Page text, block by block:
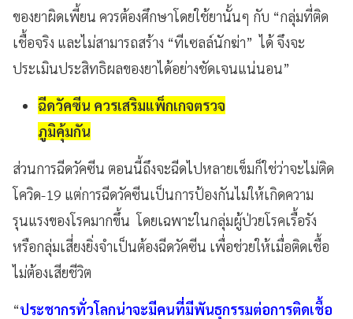
ของยาผิดเพี้ยน ควรต้องศึกษาโดยใช้ยานั้นๆ กับ “กลุ่มที่ติด
เชื้อจริง และไม่สามารถสร้าง “ทีเซลล์นักฆ่า” ได้ จึงจะ
ประเมินประสิทธิผลของยาได้อย่างชัดเจนแน่นอน”
ฉีดวัคซีน ควรเสริมแพ็กเกจตรวจ
ภูมิคุ้มกัน
ส่วนการฉีดวัคซีน ตอนนี้ถึงจะฉีดไปหลายเข็มก็ใช่ว่าจะไม่ติด
โควิด-19 แต่การฉีดวัคซีนเป็นการป้องกันไม่ให้เกิดความ
รุนแรงของโรคมากขึ้น โดยเฉพาะในกลุ่มผู้ป่วยโรคเรื้อรัง
หรือกลุ่มเสี่ยงยิ่งจำเป็นต้องฉีดวัคซีน เพื่อช่วยให้เมื่อติดเชื้อ
ไม่ต้องเสียชีวิต
“ประชากรทั่วโลกน่าจะมีคนที่มีพันธุกรรมต่อการติดเชื้อ